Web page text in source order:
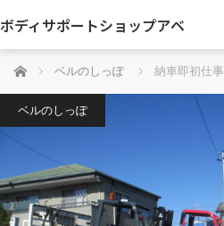
ボディサポートショップアベ
ホーム ベルのしっぽ 納車即初仕事
ベルのしっぽ